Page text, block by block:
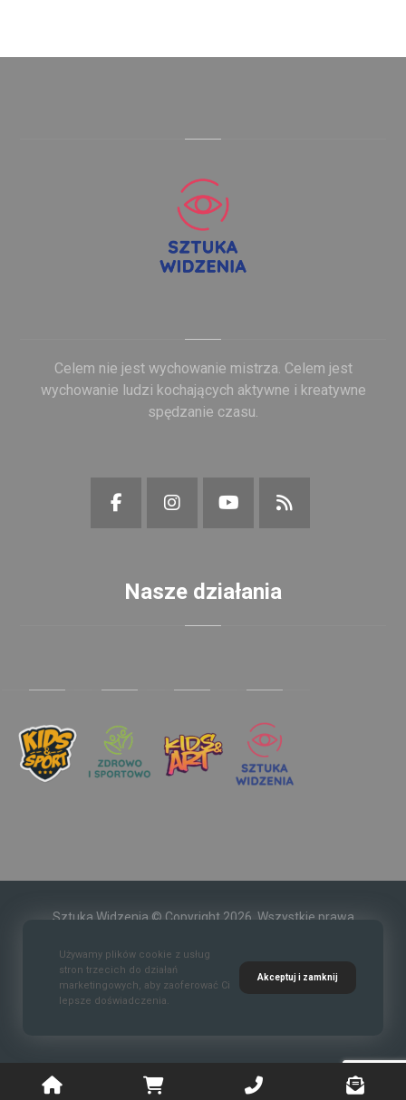
Celem nie jest wychowanie mistrza. Celem jest
wychowanie ludzi kochających aktywne i kreatywne
spędzanie czasu.
Nasze działania
Sztuka Widzenia © Copyright 2026. Wszystkie prawa
Używamy plików cookie z usług
stron trzecich do działań
marketingowych, aby zaoferować Ci
lepsze doświadczenia.
Akceptuj i zamknij